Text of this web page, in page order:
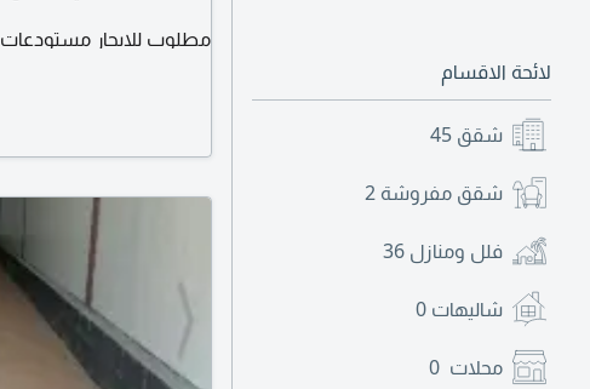
لائحة الاقسام
شقق 45
شقق مفروشة 2
فلل ومنازل 36
شاليهات 0
محلات 0
مطلوب للايجار مستودعات